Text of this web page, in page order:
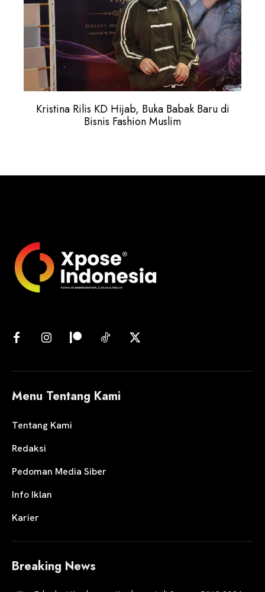
Kristina Rilis KD Hijab, Buka Babak Baru di
Bisnis Fashion Muslim
Menu Tentang Kami
Tentang Kami
Redaksi
Pedoman Media Siber
Info Iklan
Karier
Breaking News